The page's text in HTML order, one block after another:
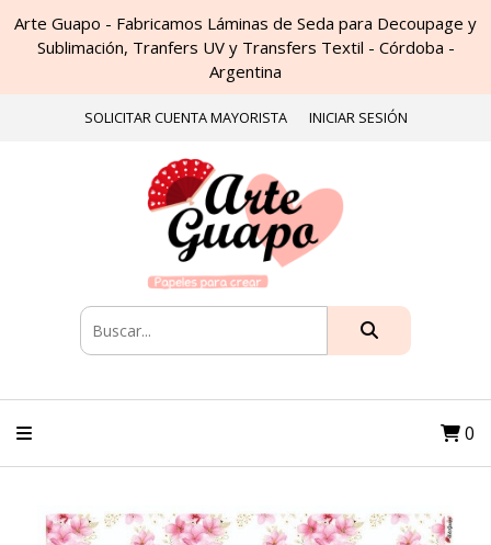
Arte Guapo - Fabricamos Láminas de Seda para Decoupage y
Sublimación, Tranfers UV y Transfers Textil - Córdoba -
Argentina
SOLICITAR CUENTA MAYORISTA INICIAR SESIÓN
0